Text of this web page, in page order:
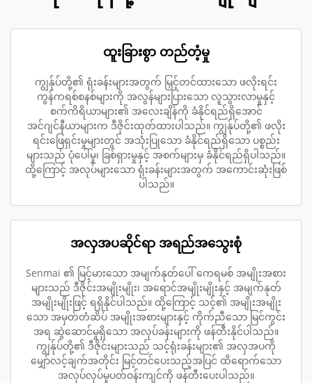
ထူးခြားစွာ တည်တံ့မှု
ကျွန်ုပ်တို့၏ ရုံးခန်းများအတွက် မြှင့်တင်ထားသော ဖလိုးရင်း
ကွန်ကရစ်စနစ်များကို အလွန်များပြားသော လူသွားလာမှုနှင့်
စက်ကိရိယာများ၏ အလေးချိန်ကို ခံနိုင်ရည်ရှိအောင်
အင်ဂျင်နီယာများက ဒီဇိုင်းထုတ်ထားပါသည်။ ကျွန်ုပ်တို့၏ ဖလိုး
ရင်းဖြေရှင်းမှုများတွင် အသုံးပြုသော ခံနိုင်ရည်ရှိသော ပစ္စည်း
များသည် ပုံပေါ်မှု၊ ခြစ်ရှားမှုနှင့် အစက်များမှ ခံနိုင်ရည်ရှိပါသည်။
ထို့ကြောင့် အလုပ်များသော ရုံးခန်းများအတွက် အကောင်းဆုံးဖြစ်
ပါသည်။
အလှအပဆိုင်ရာ အရည်အသွေးစုံ
Senmai ၏ မြင့်မားသော အမျက်နုတ်ပေါ် ကေရမစ် အမျိုးအစား
များသည် ဒီဇိုင်းအမျိုးမျိုး၊ အရောင်အမျိုးမျိုးနှင့် အမျက်နုတ်
အမျိုးမျိုးဖြင့် ရရှိနိုင်ပါသည်။ ထို့ကြောင့် သင့်၏ အမျိုးအမျိုး
သော အမှတ်တံဆိပ် အမျိုးအစားများနှင့် ကိုက်ညီသော မြင်ကွင်း
အရ ဆွဲဆောင်မှုရှိသော အလုပ်ခန်းများကို ဖန်တီးနိုင်ပါသည်။
ကျွန်ုပ်တို့၏ ဒီဇိုင်းများသည် သင့်ရုံးခန်းများ၏ အလှအပကို
မျှော်လင့်ချက်အတိုင်း မြင့်တင်ပေးသည့်အပြင် ထိရောက်သော
အလုပ်လုပ်မှုပတ်ဝန်းကျင်ကို ဖန်တီးပေးပါသည်။